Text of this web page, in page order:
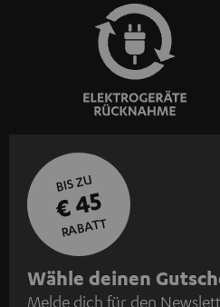
BIS ZU
€ 45
RABATT
N
Wähle deinen
Melde dich für den